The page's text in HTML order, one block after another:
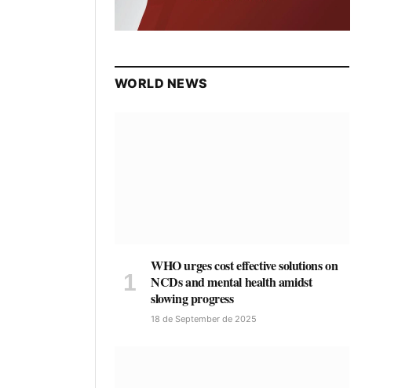
WORLD NEWS
WHO urges cost effective solutions on
NCDs and mental health amidst
slowing progress
18 de September de 2025